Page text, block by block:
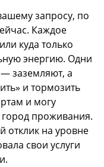
запросу, по
Каждое
куда только
энергию. Одни
заземляют, а
и тормозить
и могу
город проживания.
отклик на уровне
свои услуги